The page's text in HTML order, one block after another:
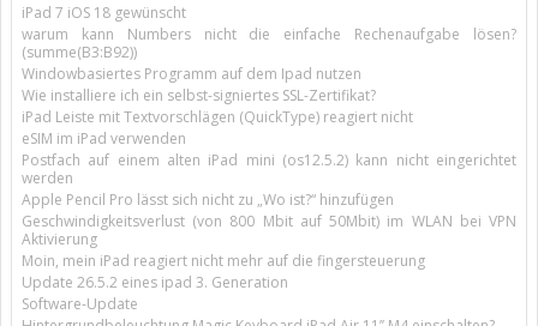
iPad 7 iOS 18 gewünscht
warum kann Numbers nicht die einfache Rechenaufgabe lösen?
(summe(B3:B92))
Windowbasiertes Programm auf dem Ipad nutzen
Wie installiere ich ein selbst-signiertes SSL-Zertifikat?
iPad Leiste mit Textvorschlägen (QuickType) reagiert nicht
eSIM im iPad verwenden
Postfach auf einem alten iPad mini (os12.5.2) kann nicht eingerichtet
werden
Apple Pencil Pro lässt sich nicht zu „Wo ist?“ hinzufügen
Geschwindigkeitsverlust (von 800 Mbit auf 50Mbit) im WLAN bei VPN
Aktivierung
Moin, mein iPad reagiert nicht mehr auf die fingersteuerung
Update 26.5.2 eines ipad 3. Generation
Software-Update